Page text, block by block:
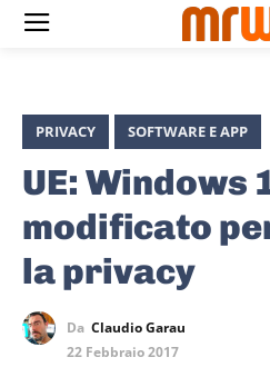
PRIVACY SOFTWARE E APP
UE: Windows
modificato
la privacy
Da Claudio Garau
22 Febbraio 2017